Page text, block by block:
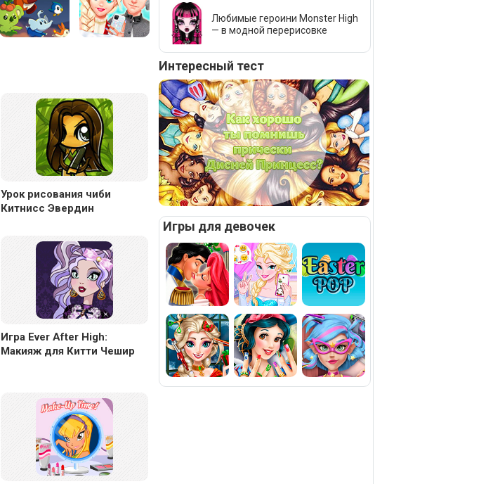
но
во
ст
Урок рисования чиби
Китнисс Эвердин
Игра Ever After High:
Макияж для Китти Чешир
Любимые героини Monster High
— в модной перерисовке
Интересный тест
Игры для девочек